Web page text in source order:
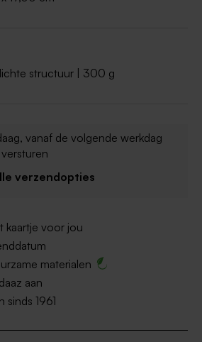
structuur | 300 g
vanaf de volgende werkdag
verzendopties
kaartje voor jou
materialen
aan
sinds 1961